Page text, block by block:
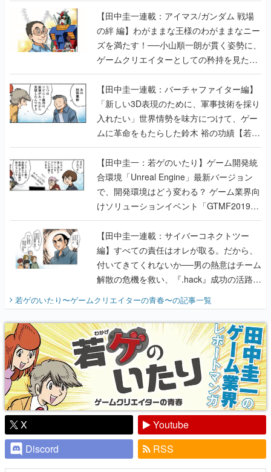
【田中圭一連載：アイマス/ガンダム 戦場
の絆 編】わがままな王様のわがままなニー
ズを満たす！──小山順一朗が貫く姿勢に、
ゲームクリエイターとしての矜持を見た
【若ゲのいたり最終回】
【田中圭一連載：バーチャファイター編】
「新しい3D表現のために、軍事技術を採り
入れたい」世界情勢を味方につけて、ゲー
ムに革命をもたらした鈴木 裕の功績【若ゲ
のいたり】
【田中圭一：若ゲのいたり】ゲーム開発統
合環境「Unreal Engine」最新バージョン
で、開発環境はどう変わる？ ゲーム業界向
けソリューションイベント「GTMF2019」
に行って、より理解を深めよう【PR】
【田中圭一連載：サイバーコネクトツー
編】すべての責任はオレが取る。だから、
付いてきてくれないか──男の熱意はチーム
解散の危機を救い、『.hack』成功の活路を
『少年ジャンプ』色だった【若ゲのいた
り】
若ゲのいたり〜ゲームクリエイターの青春〜の記事一覧
X
Youtube
Discord
RSS